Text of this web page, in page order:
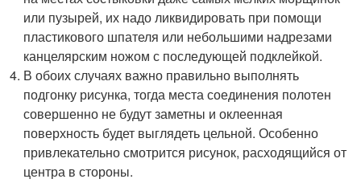
или пузырей, их надо ликвидировать при помощи
пластикового шпателя или небольшими надрезами
канцелярским ножом с последующей подклейкой.
В обоих случаях важно правильно выполнять
подгонку рисунка, тогда места соединения полотен
совершенно не будут заметны и оклеенная
поверхность будет выглядеть цельной. Особенно
привлекательно смотрится рисунок, расходящийся от
центра в стороны.